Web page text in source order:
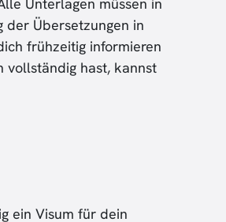
der Übersetzungen in
frühzeitig informieren
vollständig hast, kannst
ein Visum für dein